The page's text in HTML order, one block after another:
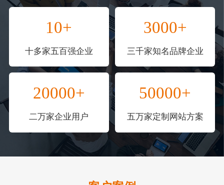
10+
十多家五百强企业
3000+
三千家知名品牌企业
20000+
二万家企业用户
50000+
五万家定制网站方案